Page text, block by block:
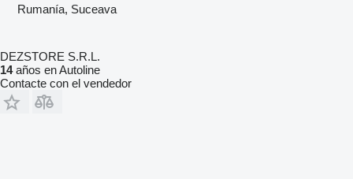
Rumanía, Suceava
DEZSTORE S.R.L.
14años en Autoline
Contacte con el vendedor